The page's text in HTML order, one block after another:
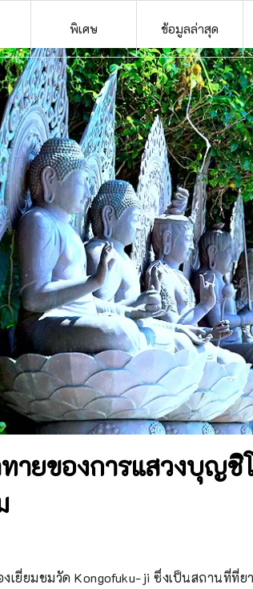
พิเศษ ข้อมูลล่าสุด
ายของการแสวงบุญชิ
เยี่ยมชมวัด Kongofuku-ji ซึ่งเป็นสถานที่ที่